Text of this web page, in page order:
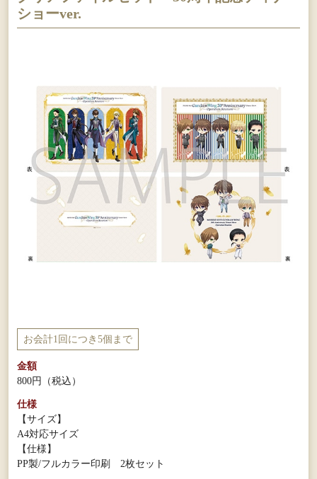
ショーver.
お会計1回につき5個まで
金額
800円
（税込）
仕様
【サイズ】
A4対応サイズ
【仕様】
PP製/フルカラー印刷 2枚セット